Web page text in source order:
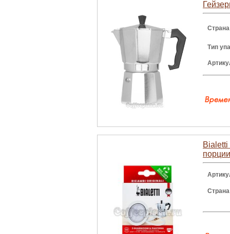
Тип
Bialetti
порции